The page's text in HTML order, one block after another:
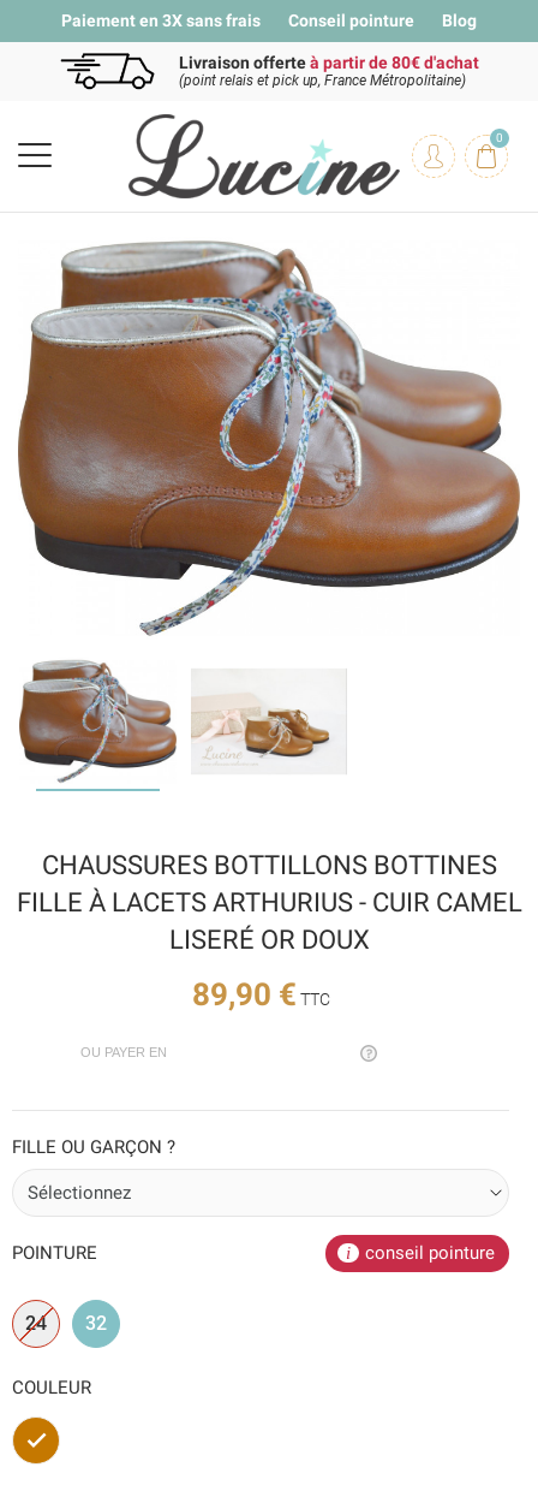
Paiement en 3X sans frais Conseil pointure Blog
Livraison offerteà partir de 80€ d'achat
(point relais et pick up, France Métropolitaine)
0
CHAUSSURES BOTTILLONS BOTTINES
FILLE À LACETS ARTHURIUS - CUIR CAMEL
LISERÉ OR DOUX
89,90 € TTC
OU PAYER EN
FILLE OU GARÇON ?
POINTURE conseil pointure
24 32
COULEUR
Marron